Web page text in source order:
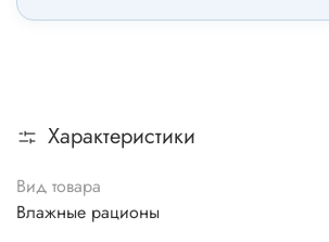
Характеристики
Вид товара
Влажные рационы